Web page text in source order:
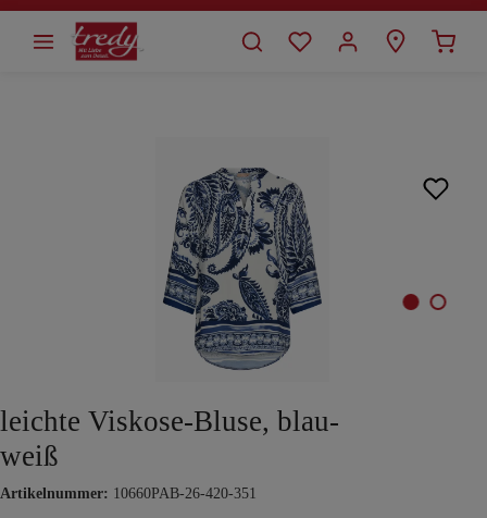
springen
leichte Viskose-Bluse, blau-
weiß
Artikelnummer: 10660PAB-26-420-351